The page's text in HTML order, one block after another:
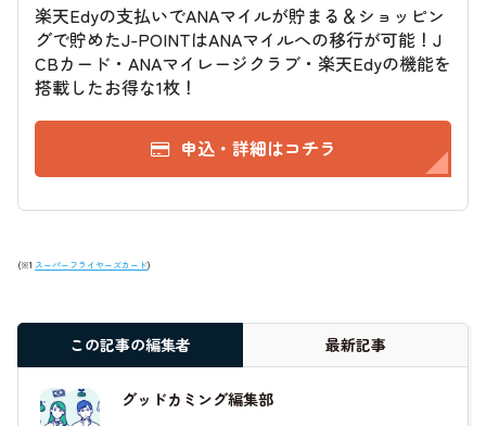
楽天Edyの支払いでANAマイルが貯まる＆ショッピン
グで貯めたJ-POINTはANAマイルへの移行が可能！J
CBカード・ANAマイレージクラブ・楽天Edyの機能を
搭載したお得な1枚！
申込・詳細はコチラ
(※1 スーパーフライヤーズカード)
この記事の編集者 最新記事
グッドカミング編集部